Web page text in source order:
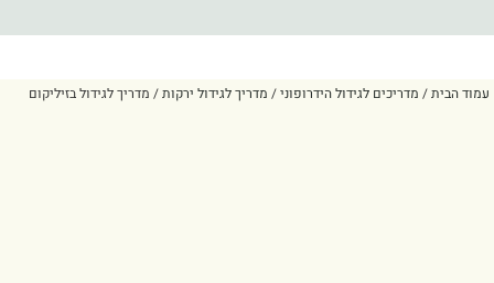
עמוד הבית/ מדריכים לגידול הידרופוני/ מדריך לגידול ירקות/ מדריך לגידול בזיליקום